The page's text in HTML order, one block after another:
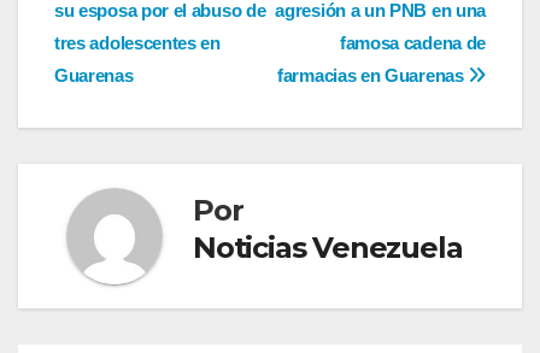
entradas
agresión a un PNB en una
famosa cadena de
farmacias en Guarenas
su esposa por el abuso de
tres adolescentes en
Guarenas
Por
Noticias Venezuela